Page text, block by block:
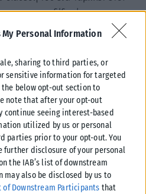
My Personal Information
sharing to third parties, or
sensitive information for targeted
below opt-out section to
note that after your opt-out
continue seeing interest-based
utilized by us or personal
parties prior to your opt-out. You
further disclosure of your personal
the IAB’s list of downstream
also be disclosed by us to
of Downstream Participants that
να μεταδίδει άμεσα το
αποτελεσμάτων,
Περιφέρειες και από την
, θα εξακολουθήσει
και διασταύρωσής τους.
ανακήρυξη και το αποτέλεσμα
όπου το αντίγραφο του
αντιπρόσωπος πηγαίνει
ανά την Ελλάδα. Το